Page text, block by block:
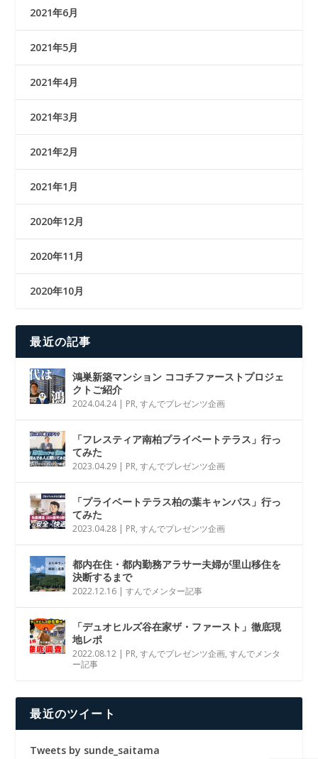
2021年6月
2021年5月
2021年4月
2021年3月
2021年2月
2021年1月
2020年12月
2020年11月
2020年10月
最近の記事
鴻巣新築マンション ココチファーストプロジェ
クトご紹介
2024.04.24| PR,すんでプレゼンツ企画
「フレスティア南柏プライベートテラス」行っ
てみた
2023.04.29 | PR,すんでプレゼンツ企画
「プライベートテラス柏の葉キャンパス」行っ
てみた
2023.04.28 | PR,すんでプレゼンツ企画
都内在住・都内勤務アラサー夫婦が里山移住を
決断するまで
2022.12.16 |すんでメンター記事
「デュオヒルズ谷在家ザ・ファースト」徹底現
地レポ
2022.08.12 | PR,すんでプレゼンツ企画,すんでメンタ
ー記事
最近のツイート
Tweets by sunde_saitama